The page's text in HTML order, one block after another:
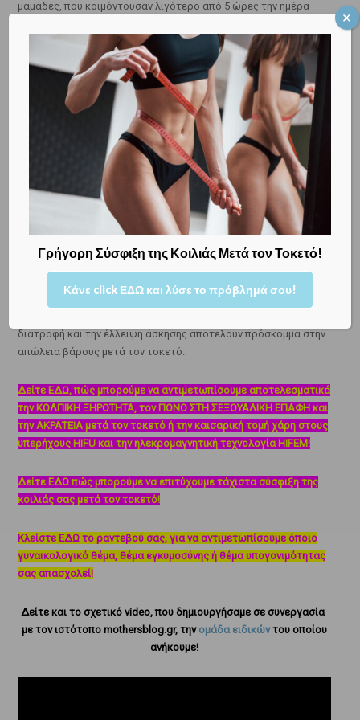
μαμάδες, που κοιμόντουσαν λιγότερο από 5 ώρες την ημέρα
κιλά της εγκυμοσύνης σε σύγκριση με άλλες, που κοιμόντουσαν
7 ή περισσότερες ώρες.
Η έλλειψη ύπνου επηρεάζει την παραγωγή ορμονών
από το
σώμα σας και κατ’ επέκταση το μεταβολισμό σας.
Επίσης, όσοι άνθρωποι κοιμούνται λίγες ώρες, είναι πιο πιθανό
να αισθάνονται κατά τη διάρκεια της ημέρας, πως
του λείπει
ενέργεια
και να καταφύγουν στην
κατανάλωση τροφών με
υψηλή θερμιδική αξία
, προκειμένου να αισθανθούν καλύτερα.
Μια άλλη συνήθεια, που επηρεάζει αρνητικά τις πιθανότητές
σας να χάσετε τα κιλά της εγκυμοσύνης είναι η
της μελέτης αυτής συμπέραναν, πως η επί μακρόν
διατροφή και την έλλειψη άσκησης αποτελούν πρόσκομμα στην
απώλεια βάρους μετά τον τοκετό.
Δείτε ΕΔΩ, πώς μπορούμε να αντιμετωπίσουμε αποτελεσματικά
την ΚΟΛΠΙΚΗ ΞΗΡΟΤΗΤΑ, τον ΠΟΝΟ ΣΤΗ ΣΕΞΟΥΑΛΙΚΗ ΕΠΑΦΗ και
την ΑΚΡΑΤΕΙΑ μετά τον τοκετό ή την καισαρική τομή χάρη στους
υπερήχους HIFU και την ηλεκρομαγνητική τεχνολογία HIFEM!
Δείτε ΕΔΩ πώς μπορούμε να επιτύχουμε τάχιστα σύσφιξη της
κοιλιάς σας μετά τον τοκετό!
Κλείστε ΕΔΩ το ραντεβού σας, για να αντιμετωπίσουμε όποιο
γυναικολογικό θέμα, θέμα εγκυμοσύνης ή θέμα υπογονιμότητας
σας απασχολεί!
Δείτε και το σχετικό video, που δημιουργήσαμε σε συνεργασία
με τον ιστότοπο mothersblog.gr, την ομάδα ειδικώντου οποίου
ανήκουμε!
Γρήγορη Σύσφιξη της Κοιλιάς Μετά τον Τοκετό!
Κάνε click ΕΔΩ και λύσε το πρόβλημά σου!